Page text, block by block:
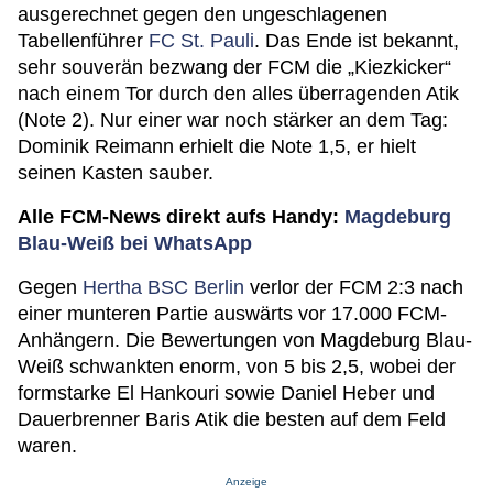
ausgerechnet gegen den ungeschlagenen
Tabellenführer FC St. Pauli. Das Ende ist bekannt,
sehr souverän bezwang der FCM die „Kiezkicker“
nach einem Tor durch den alles überragenden Atik
(Note 2). Nur einer war noch stärker an dem Tag:
Dominik Reimann erhielt die Note 1,5, er hielt
seinen Kasten sauber.
Alle FCM-News direkt aufs Handy: Magdeburg
Blau-Weiß bei WhatsApp
Gegen Hertha BSC Berlin verlor der FCM 2:3 nach
einer munteren Partie auswärts vor 17.000 FCM-
Anhängern. Die Bewertungen von Magdeburg Blau-
Weiß schwankten enorm, von 5 bis 2,5, wobei der
formstarke El Hankouri sowie Daniel Heber und
Dauerbrenner Baris Atik die besten auf dem Feld
waren.
Anzeige